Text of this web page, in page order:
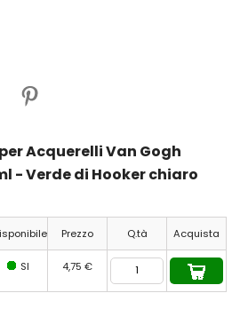
Acquerelli Van Gogh
- Verde di Hooker chiaro
Prezzo Q.tà Acquista
SI 4,75 €